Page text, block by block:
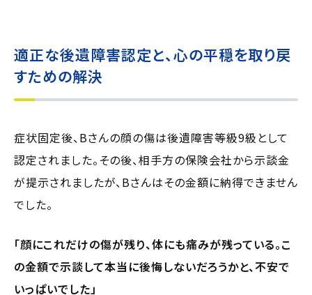
適正な後遺障害認定と、心の平穏を取り戻
すための解決
症状固定後、Bさんの顔の傷は後遺障害等級9級として
認定されました。その後、相手方の保険会社から示談金
が提示されましたが、Bさんはその金額に納得できません
でした。
「顔にこれだけの傷が残り、体にも痛みが残っている。こ
の金額で示談して本当に後悔しないだろうかと、不安で
いっぱいでした」